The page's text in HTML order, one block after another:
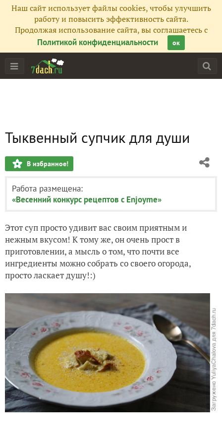
Наш сайт использует файлы cookies, чтобы улучшить
работу и повысить эффективность сайта.
Продолжая использование сайта, вы соглашаетесь с
Политикой конфиденциальности
ок
Тыквенный супчик для души
В избранное!
Работа размещена:
«Весенний конкурс рецептов с Enjoyme»
Этот суп просто удивит вас своим приятным и
нежным вкусом! К тому же, он очень прост в
приготовлении, а мысль о том, что почти все
ингредиенты можно собрать со своего огорода,
просто ласкает душу!:)